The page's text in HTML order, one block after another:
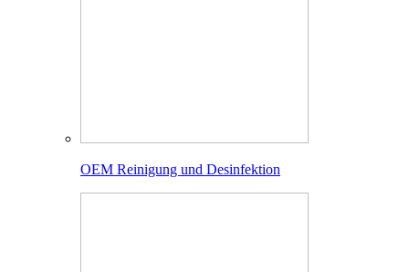
OEM Reinigung und Desinfektion